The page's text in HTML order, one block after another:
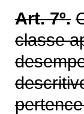
Art. 7º.
classe